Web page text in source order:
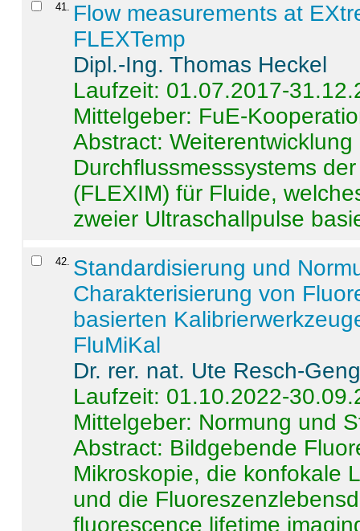
41. Flow measurements at
FLEXTemp
Dipl.-Ing. Thomas Heckel
Laufzeit: 01.07.2017-
Mittelgeber: FuE-
Abstract:
Durchflussmesssystems
(FLEXIM) für Fluide,
zweier Ultraschallpulse
42. Standardisierung und
Charakterisierung von
basierten
FluMiKal
Dr. rer. nat. Ute Resch-
Laufzeit: 01.10.2022-
Mittelgeber: Normung und
Abstract: Bildgebende
Mikroskopie, die konfokale
und die
fluorescence lifetime